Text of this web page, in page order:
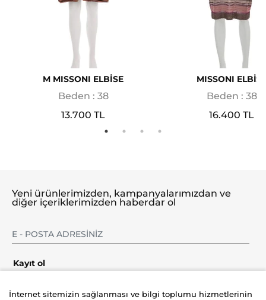
M MISSONI ELBİSE
Beden : 38
13.700 TL
MISSONI
Beden : 38
16.400 TL
Yeni ürünlerimizden, kampanyalarımızdan ve
diğer içeriklerimizden haberdar ol
Kayıt ol
İnternet sitemizin sağlanması ve bilgi toplumu hizmetlerinin